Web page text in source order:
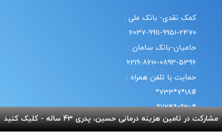
کمک نقدی- بانک ملی :
6037-9911-9951-2470
حامیان-بانک سامان :
6219-8610-0893-5396
حمایت با تلفن همراه :
18#*7*733*
20#*0*724*
مشارکت در تامین هزینه درمانی حسین، پدری 43 ساله - کلیک کنید